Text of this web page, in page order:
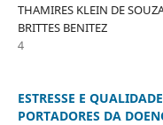
THAMIRES KLEIN DE
BRITTES BENITEZ
4
ESTRESSE E
PORTADORES DA